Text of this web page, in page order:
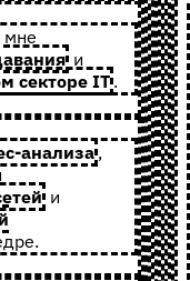
мне
и
секторе IT.
анализа ,
и